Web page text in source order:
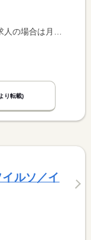
時間額を表示しています。
り転載)
ルソ／イ